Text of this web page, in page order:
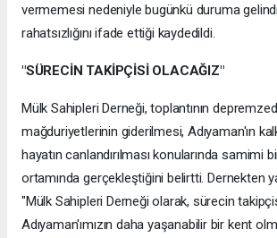
vermemesi nedeniyle bugünkü duruma
rahatsızlığını ifade ettiği kaydedildi.
"SÜRECİN TAKİPÇİSİ OLACAĞIZ"
Mülk Sahipleri Derneği, toplantının
mağduriyetlerinin giderilmesi, Adıyaman'ın
hayatın canlandırılması konularında samimi
ortamında gerçekleştiğini belirtti. Dernekten
"Mülk Sahipleri Derneği olarak, sürecin
Adıyaman'ımızın daha yaşanabilir bir kent